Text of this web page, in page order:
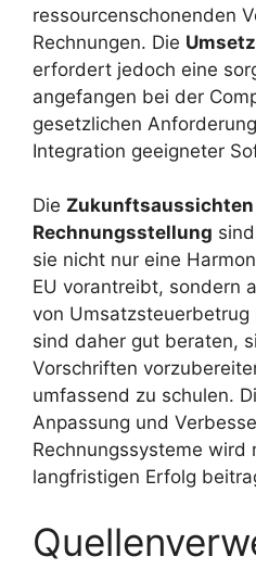
ressourcenschonenden
Rechnungen. Die
erfordert jedoch eine
angefangen bei der
gesetzlichen
Integration geeigneter
Die
Rechnungsstellung
sie nicht nur eine
EU vorantreibt, sondern
von
sind daher gut beraten,
Vorschriften
umfassend zu schulen.
Anpassung und
Rechnungssysteme wird
langfristigen Erfolg